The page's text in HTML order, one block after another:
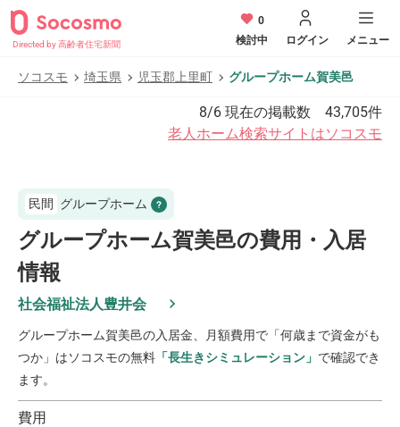
Directed by 高齢者住宅新聞
0
検討中
ログイン メニュー
ソコスモ 埼玉県 児玉郡上里町 グループホーム賀美邑
8/6 現在の掲載数 43,705件
老人ホーム検索サイトはソコスモ
民間 グループホーム
グループホーム賀美邑の費用・入居
情報
社会福祉法人豊井会
グループホーム賀美邑の入居金、月額費用で「何歳まで資金がも
つか」はソコスモの無料 「長生きシミュレーション」 で確認でき
ます。
費用